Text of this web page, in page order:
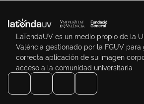
LaTendaUV es un medio propio de la
València gestionado por la FGUV para
correcta aplicación de su imagen
acceso a la comunidad universitaria